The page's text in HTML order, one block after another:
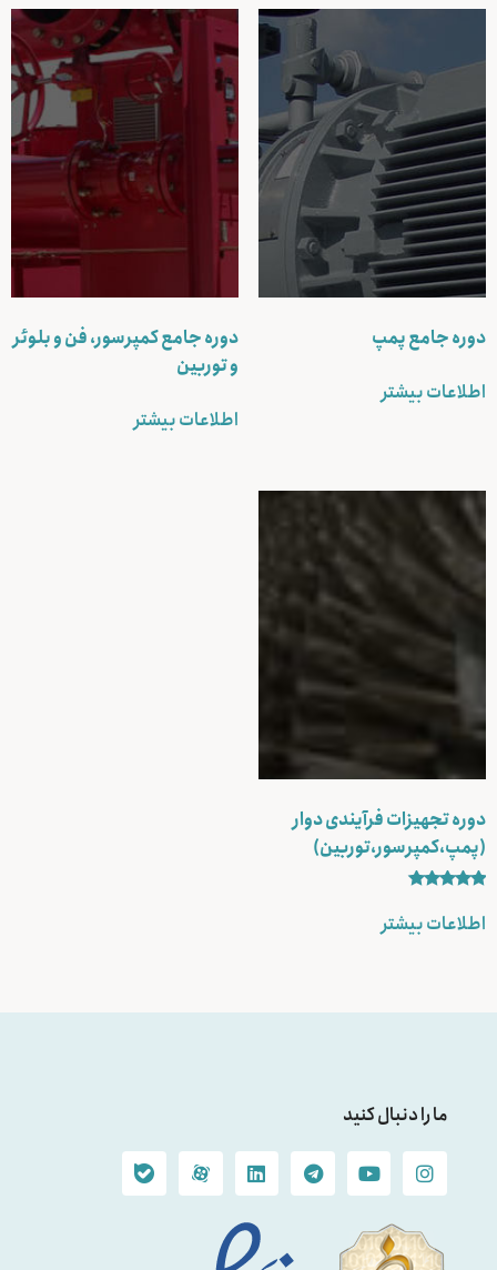
دوره جامع پمپ
اطلاعات بیشتر
دوره جامع کمپرسور، فن و بلوئر
و توربین
اطلاعات بیشتر
دوره تجهیزات فرآیندی دوار
(پمپ،کمپرسور،توربین)
5.00
از 5
اطلاعات بیشتر
ما را دنبال کنید